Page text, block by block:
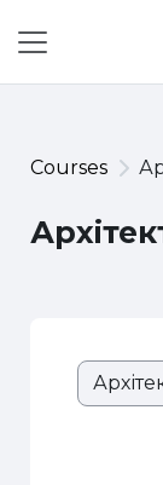
Courses
Course